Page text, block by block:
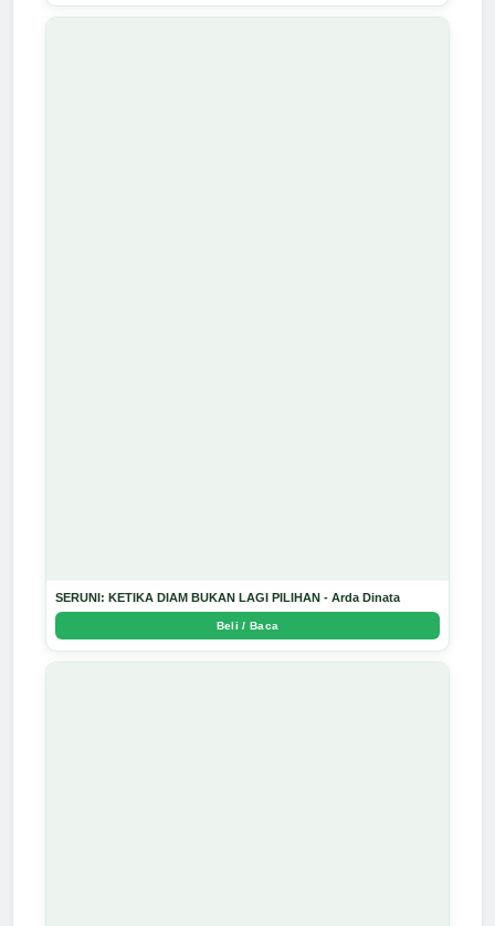
SERUNI: KETIKA DIAM BUKAN LAGI PILIHAN - Arda Dinata
Beli / Baca